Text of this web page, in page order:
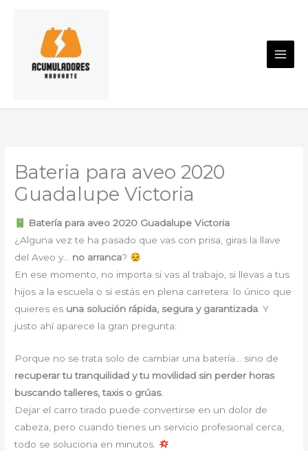
contenido
Bateria para aveo 2020
Guadalupe Victoria
Batería para aveo 2020 Guadalupe Victoria
¿Alguna vez te ha pasado que vas con prisa, giras la llave
del Aveo y… no arranca?
En ese momento, no importa si vas al trabajo, si llevas a tus
hijos a la escuela o si estás en plena carretera: lo único que
quieres es una solución rápida, segura y garantizada. Y
justo ahí aparece la gran pregunta:
Porque no se trata solo de cambiar una batería… sino de
recuperar tu tranquilidad y tu movilidad sin perder horas
buscando talleres, taxis o grúas.
Dejar el carro tirado puede convertirse en un dolor de
cabeza, pero cuando tienes un servicio profesional cerca,
todo se soluciona en minutos.